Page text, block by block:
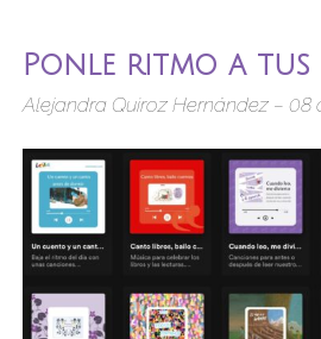
Ponle ritmo a
Alejandra Quiroz Hernández – 08